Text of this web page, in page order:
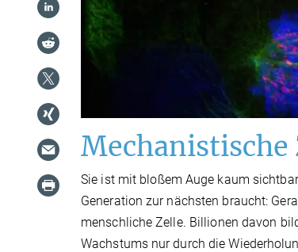
Sie ist mit bloßem Auge kaum
Generation zur nächsten braucht:
menschliche Zelle. Billionen davon
Wachstums nur durch die